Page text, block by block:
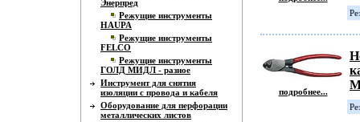
Энерпред
Режущие инструменты
HAUPA
Режущие инструменты
FELCO
Режущие инструменты
ГОЛД МИДЛ - разное
Инструмент для снятия
изоляции с провода и кабеля
Оборудование для перфорации
металлических листов
подробнее...